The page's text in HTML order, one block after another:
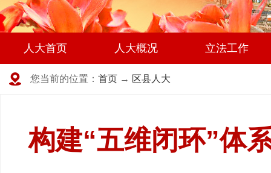
人大首页 人大概况 立法工作
您当前的位置： 首页 → 区县人大
构建“五维闭环”体